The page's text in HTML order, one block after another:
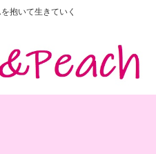
抱いて生きていく